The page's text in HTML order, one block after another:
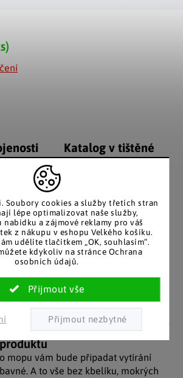
Soubory cookies a služby třetích stran
lépe optimalizovat naše služby,
a zájmové reklamy pro váš
z nákupu v eshopu Velkého košíku.
udělíte tlačítkem „OK, souhlasím“.
kdykoliv na stránce Ochrana
osobních údajů.
férové
situaci.
Katalog v tištěné
podobě
posíláme papírový katalog
do schránky.
trhu jsme
tisíc
EU distribuce
Z českých skladů pro české
zákazníky. Značkové zboží
se zárukou původu.
mopu vám bude připadat vytírání
A to vše bez kbelíku, mokrých